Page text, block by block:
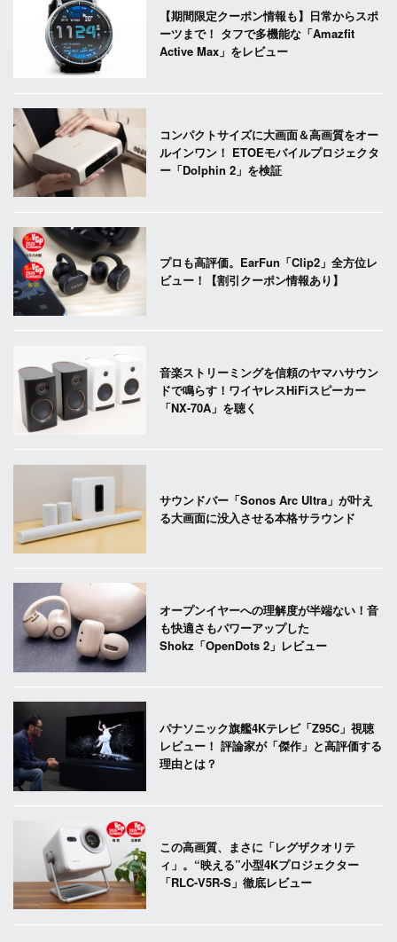
【期間限定クーポン情報も】日常からスポ
ーツまで！ タフで多機能な「Amazfit
Active Max」をレビュー
コンパクトサイズに大画面＆高画質をオー
ルインワン！ ETOEモバイルプロジェクタ
ー「Dolphin 2」を検証
プロも高評価。EarFun「Clip2」全方位レ
ビュー！【割引クーポン情報あり】
音楽ストリーミングを信頼のヤマハサウン
ドで鳴らす！ワイヤレスHiFiスピーカー
「NX-70A」を聴く
サウンドバー「Sonos Arc Ultra」が叶え
る大画面に没入させる本格サラウンド
オープンイヤーへの理解度が半端ない！音
も快適さもパワーアップした
Shokz「OpenDots 2」レビュー
パナソニック旗艦4Kテレビ「Z95C」視聴
レビュー！ 評論家が「傑作」と高評価する
理由とは？
この高画質、まさに「レグザクオリテ
ィ」。“映える”小型4Kプロジェクター
「RLC-V5R-S」徹底レビュー